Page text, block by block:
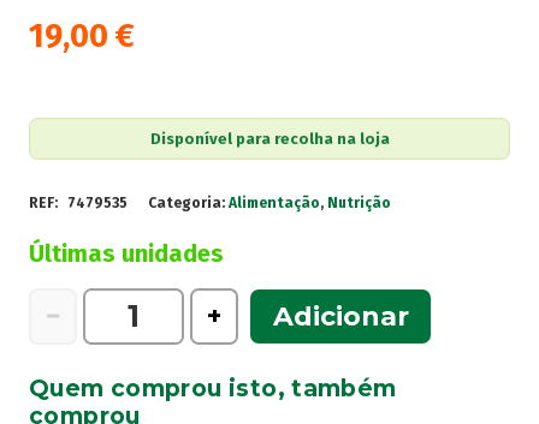
19,00 €
Disponível para recolha na loja
REF: 7479535 Categoria:Alimentação, Nutrição
Últimas unidades
−
Quantidade
Arginaid
+ Adicionar
Quem comprou isto, também
comprou